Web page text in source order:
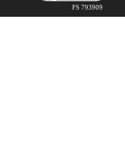
FS 793909